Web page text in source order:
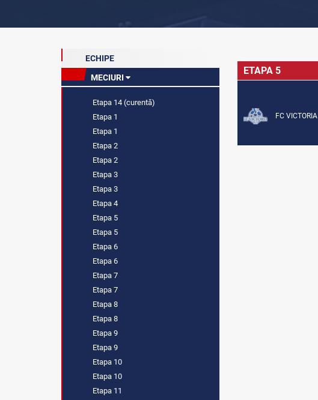
ECHIPE
MECIURI
Etapa 14 (curentă)
Etapa 1
Etapa 1
Etapa 2
Etapa 2
Etapa 3
Etapa 3
Etapa 4
Etapa 5
Etapa 5
Etapa 6
Etapa 6
Etapa 7
Etapa 7
Etapa 8
Etapa 8
Etapa 9
Etapa 9
Etapa 10
Etapa 10
Etapa 11
ETAPA 5
FC VICTORIA